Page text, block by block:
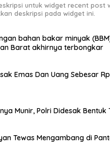
untuk widget recent post
deskripsi pada widget ini.
bahan bakar minyak
Barat akhirnya terbongkar
Emas Dan Uang Sebesar
Munir, Polri Didesak Bentuk
Tewas Mengambang di